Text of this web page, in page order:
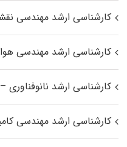
کارشناسی ارشد مهندسی
کارشناسی ارشد مهندسی
کارشناسی ارشد نانوفناوری –
کارشناسی ارشد مهندسی